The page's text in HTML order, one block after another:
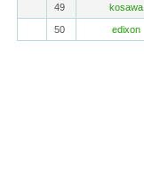
49 kosawa
50 edixon